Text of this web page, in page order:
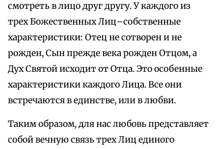
смотреть в лицо друг другу. У каждого из
трех Божественных Лиц–собственные
характеристики: Отец не сотворен и не
рожден, Сын прежде века рожден Отцом, а
Дух Святой исходит от Отца. Это особенные
характеристики каждого Лица. Все они
встречаются в единстве, или в любви.
Таким образом, для нас любовь представляет
собой вечную связь трех Лиц единого